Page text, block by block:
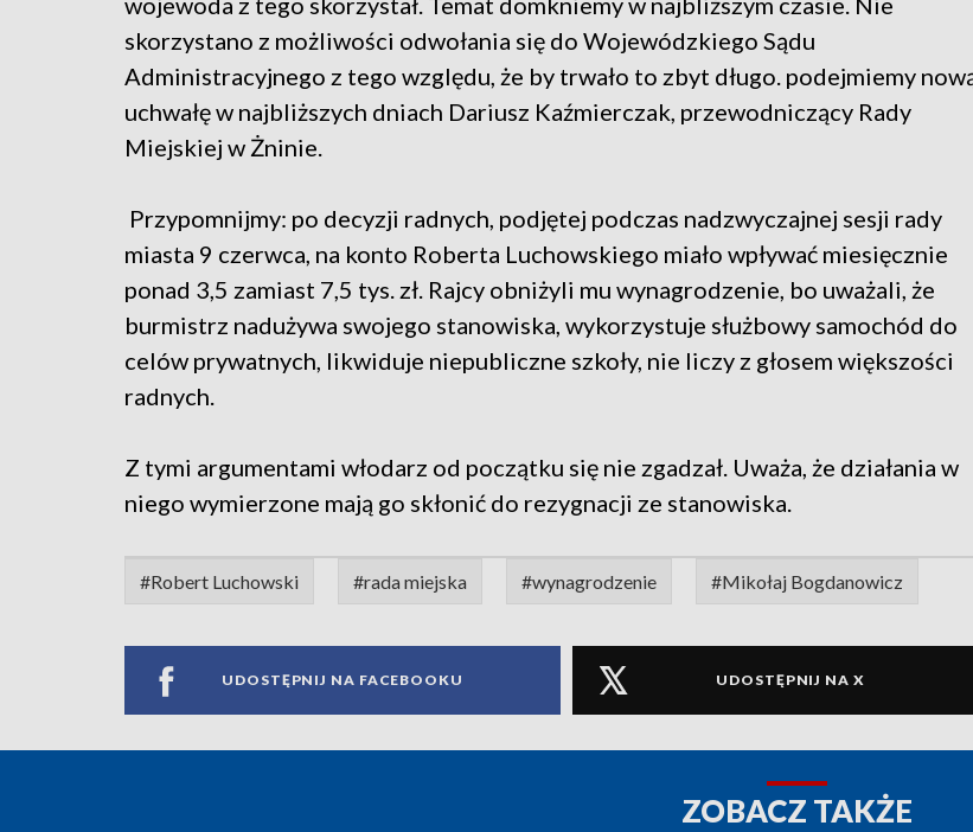
skorzystano z możliwości odwołania się do Wojewódzkiego Sądu
Administracyjnego z tego względu, że by trwało to zbyt długo. podejmiemy
uchwałę w najbliższych dniach Dariusz Kaźmierczak, przewodniczący Rady
Miejskiej w Żninie.
Przypomnijmy: po decyzji radnych, podjętej podczas nadzwyczajnej sesji rady
miasta 9 czerwca, na konto Roberta Luchowskiego miało wpływać miesięcznie
ponad 3,5 zamiast 7,5 tys. zł. Rajcy obniżyli mu wynagrodzenie, bo uważali, że
burmistrz nadużywa swojego stanowiska, wykorzystuje służbowy samochód do
celów prywatnych, likwiduje niepubliczne szkoły, nie liczy z głosem większości
radnych.
Z tymi argumentami włodarz od początku się nie zgadzał. Uważa, że działania w
niego wymierzone mają go skłonić do rezygnacji ze stanowiska.
#Robert Luchowski #rada miejska #wynagrodzenie #Mikołaj Bogdanowicz
UDOSTĘPNIJ NA FACEBOOKU UDOSTĘPNIJ NA X
ZOBACZ TAKŻE